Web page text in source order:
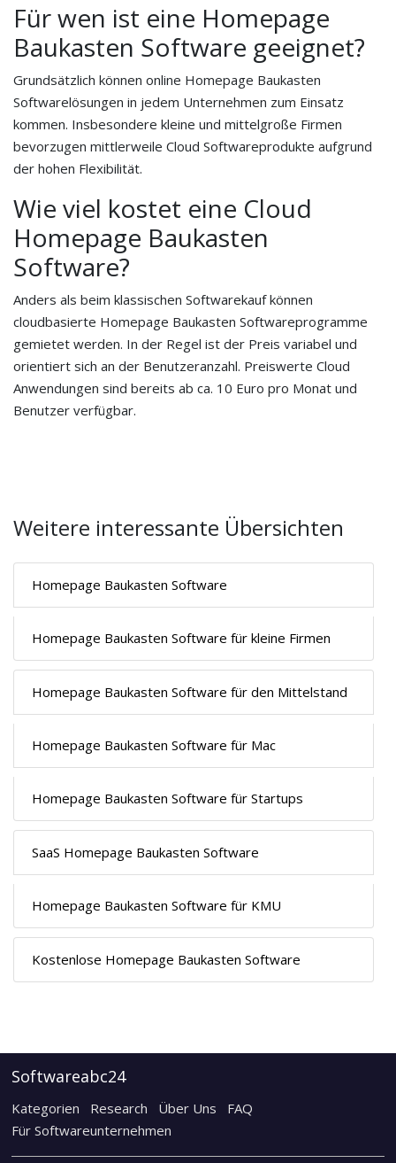
Für wen ist eine Homepage
Baukasten Software geeignet?
Grundsätzlich können online Homepage Baukasten
Softwarelösungen in jedem Unternehmen zum Einsatz
kommen. Insbesondere kleine und mittelgroße Firmen
bevorzugen mittlerweile Cloud Softwareprodukte aufgrund
der hohen Flexibilität.
Wie viel kostet eine Cloud
Homepage Baukasten
Software?
Anders als beim klassischen Softwarekauf können
cloudbasierte Homepage Baukasten Softwareprogramme
gemietet werden. In der Regel ist der Preis variabel und
orientiert sich an der Benutzeranzahl. Preiswerte Cloud
Anwendungen sind bereits ab ca. 10 Euro pro Monat und
Benutzer verfügbar.
Weitere interessante Übersichten
Homepage Baukasten Software
Homepage Baukasten Software für kleine Firmen
Homepage Baukasten Software für den Mittelstand
Homepage Baukasten Software für Mac
Homepage Baukasten Software für Startups
SaaS Homepage Baukasten Software
Homepage Baukasten Software für KMU
Kostenlose Homepage Baukasten Software
Softwareabc24
Kategorien Research Über Uns
FAQ
Für Softwareunternehmen